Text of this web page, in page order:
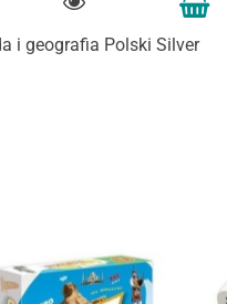
i geografia Polski Silver